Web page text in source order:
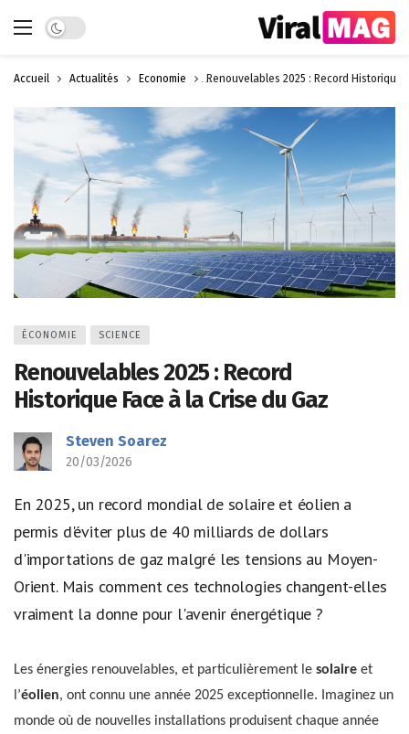
Dark mode
Accueil Actualités Économie Renouvelables 2025 : Record Historique
ÉCONOMIE SCIENCE
Renouvelables 2025 : Record
Historique Face à la Crise du Gaz
Steven Soarez
20/03/2026
En 2025, un record mondial de solaire et éolien a
permis d'éviter plus de 40 milliards de dollars
d'importations de gaz malgré les tensions au Moyen-
Orient. Mais comment ces technologies changent-elles
vraiment la donne pour l'avenir énergétique ?
Les énergies renouvelables, et particulièrement le solaire et
l’éolien, ont connu une année 2025 exceptionnelle. Imaginez un
monde où de nouvelles installations produisent chaque année